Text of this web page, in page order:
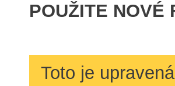
POUŽITE NOVÉ
Toto je